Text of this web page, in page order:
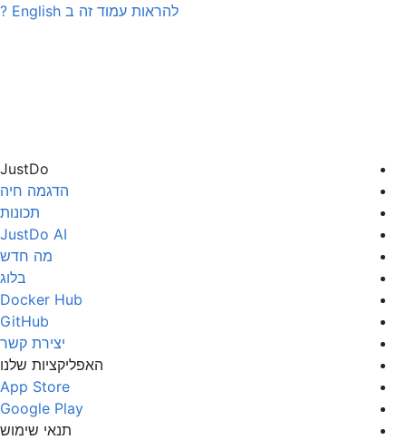
להראות עמוד זה ב English
?
JustDo
הדגמה חיה
תכונות
JustDo AI
מה חדש
בלוג
Docker Hub
GitHub
יצירת קשר
האפליקציות שלנו
App Store
Google Play
תנאי שימוש